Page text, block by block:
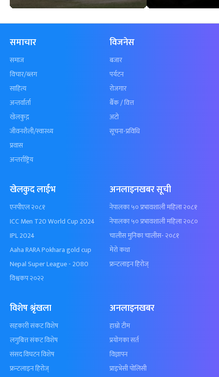
समाचार
समाज
विचार/ब्लग
साहित्य
अन्तर्वार्ता
खेलकुद़़
जीवनशैली/स्वास्थ्य
प्रवास
अन्तर्राष्ट्रिय
विजनेस
बजार
पर्यटन
रोजगार
बैँक / वित्त
अटो
सूचना-प्रविधि
खेलकुद लाईभ
एनपीएल २०८१
ICC Men T20 World Cup 2024
IPL 2024
Aaha RARA Pokhara gold cup
Nepal Super League - 2080
विश्वकप २०२२
अनलाइनखबर सूची
नेपालका ५० प्रभावशाली महिला २०८१
नेपालका ५० प्रभावशाली महिला २०८०
चालीस मुनिका चालीस- २०८१
मेरो कथा
फ्रन्टलाइन हिरोज्
विशेष श्रृंखला
सहकारी संकट विशेष
लगुबित्त संकट विशेष
संसद विघटन विशेष
फ्रन्टलाइन हिरोज्
अनलाइनखबर
हाम्रो टीम
प्रयोगका सर्त
विज्ञापन
प्राइभेसी पोलिसी